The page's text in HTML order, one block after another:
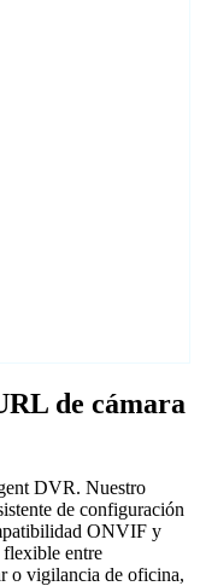
de cámara
DVR. Nuestro
de configuración
ONVIF y
entre
o vigilancia de oficina,